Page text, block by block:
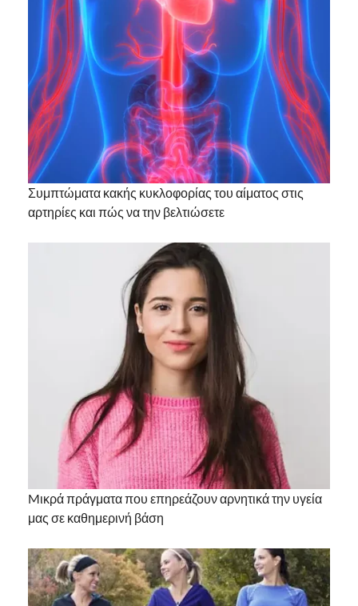
Συμπτώματα κακής κυκλοφορίας του αίματος στις
αρτηρίες και πώς να την βελτιώσετε
Mικρά πράγματα που επηρεάζουν αρνητικά την υγεία
μας σε καθημερινή βάση